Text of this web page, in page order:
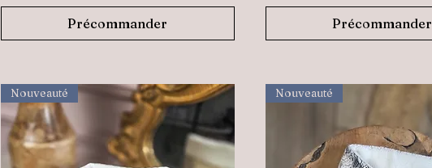
Précommander Précommander
Nouveauté Nouveauté